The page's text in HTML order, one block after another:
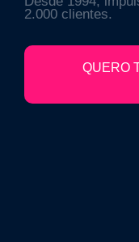
2.000 clientes.
QUERO